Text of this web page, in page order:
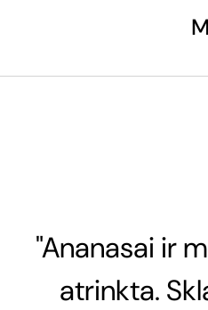
"Ananasai ir
atrinkta.